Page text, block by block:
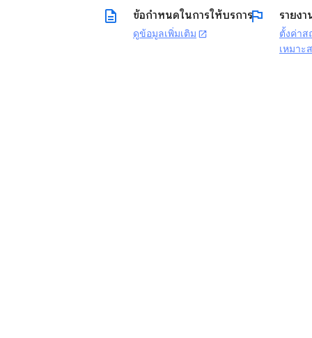
description ข้อกำหนดในการให้บริการ
ดูข้อมูลเพิ่มเติม open_in_new
flag รายงา
ตั้งค่าส
เหมาะ